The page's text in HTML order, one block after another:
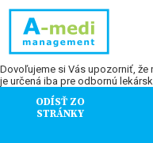
Dovoľujeme si Vás upozorniť, že
je určená iba pre odbornú
ODÍSŤ ZO
STRÁNKY